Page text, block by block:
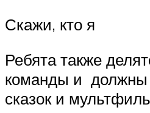
Скажи, кто я
Ребята также
команды и должны
сказок и